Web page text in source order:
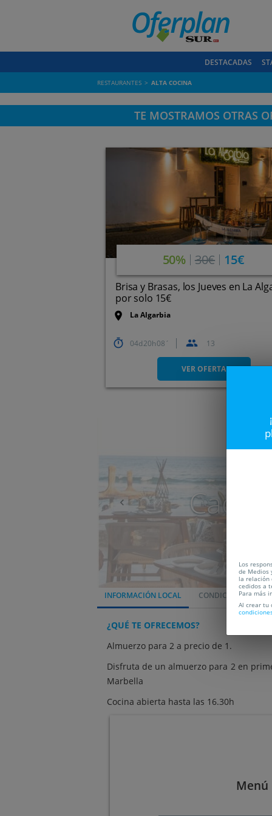
DESTACADAS
RESTAURANTES ALTA COCINA
TE MOSTRAMOS OTRAS
50% 30€ 15€
Brisa y Brasas, los Jueves en La Algarbia
por solo 15€
La Algarbia
Calle Juan Ramón Jiménez, 16
, 29560. Pizarra. Málaga
04 20 08 13
VER OFERTA
INFORMACIÓN LOCAL CONDICIONES
¿QUÉ TE OFRECEMOS?
Almuerzo para 2 a precio de 1.
Disfruta de un almuerzo para 2 en
Marbella
Cocina abierta hasta las 16.30h
Menú
Los
de Medios
la relación
cedidos a
Para más
Al crear tu